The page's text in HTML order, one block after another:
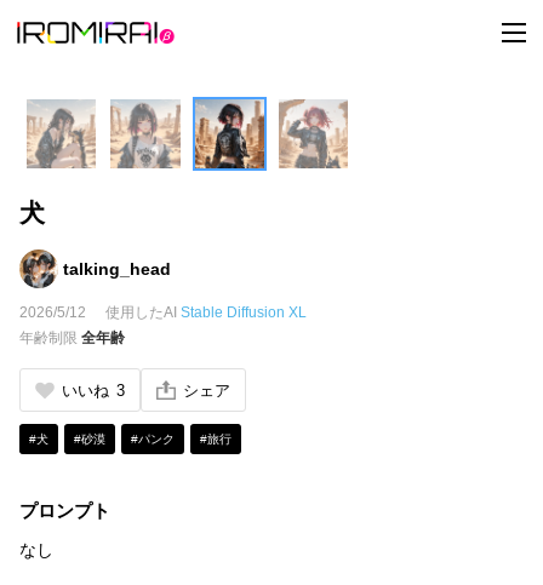
t
o
犬
talking_head
2026/5/12 使用したAI Stable Diffusion XL
年齢制限 全年齢
いいね 3 シェア
#犬 #砂漠 #パンク #旅行
プロンプト
なし